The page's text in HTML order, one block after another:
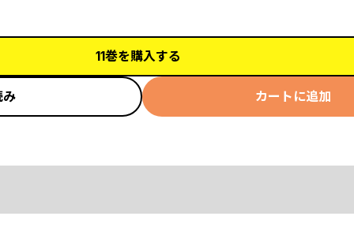
11巻を購入する
み カートに追加